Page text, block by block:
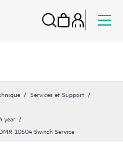
Services et Support
year
10504 Switch Service